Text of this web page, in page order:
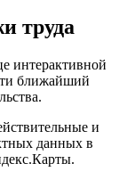
труда
интерактивной
ближайший
и
данных в